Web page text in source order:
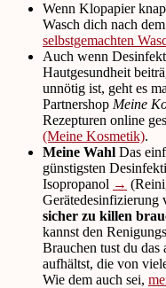
Wenn Klopapier
Wasch dich nach
selbstgemachten
Auch wenn
Hautgesundheit
unnötig ist, geht es
Partnershop Meine
Rezepturen online
(Meine Kosmetik).
Meine Wahl Das
günstigsten
Isopropanol →
Gerätedesinfizierung
sicher zu killen
kannst den
Brauchen tust du
aufhältst, die von
Wie dem auch sei,